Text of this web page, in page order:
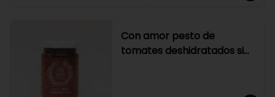
Con amor pesto de
tomates deshidratados sin